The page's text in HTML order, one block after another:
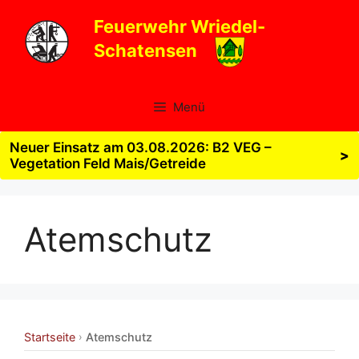
Inhalt
springen
Feuerwehr Wriedel-
Schatensen
Menü
Neuer Einsatz am 03.08.2026: B2 VEG –
Vegetation Feld Mais/Getreide
>
Atemschutz
Startseite › Atemschutz